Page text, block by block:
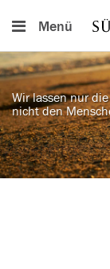
Menü
Wir lassen nur
nicht den